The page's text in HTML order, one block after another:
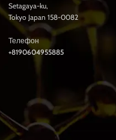
Setagaya-ku,
Tokyo Japan 158-0082
Телефон
+8190604955885